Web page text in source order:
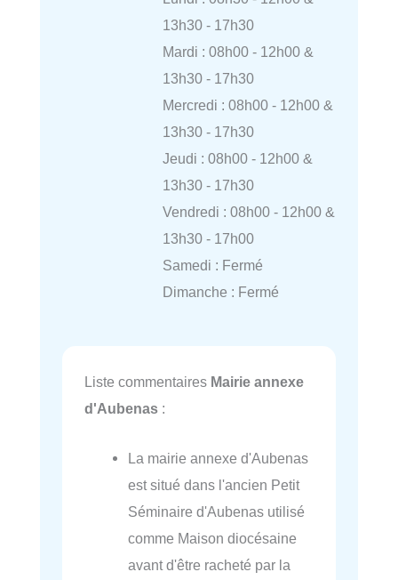
13h30 - 17h30
Mardi : 08h00 - 12h00 &
13h30 - 17h30
Mercredi : 08h00 - 12h00 &
13h30 - 17h30
Jeudi : 08h00 - 12h00 &
13h30 - 17h30
Vendredi : 08h00 - 12h00 &
13h30 - 17h00
Samedi : Fermé
Dimanche : Fermé
Liste commentaires Mairie annexe
d'Aubenas :
La mairie annexe d'Aubenas
est situé dans l'ancien Petit
Séminaire d'Aubenas utilisé
comme Maison diocésaine
avant d'être racheté par la